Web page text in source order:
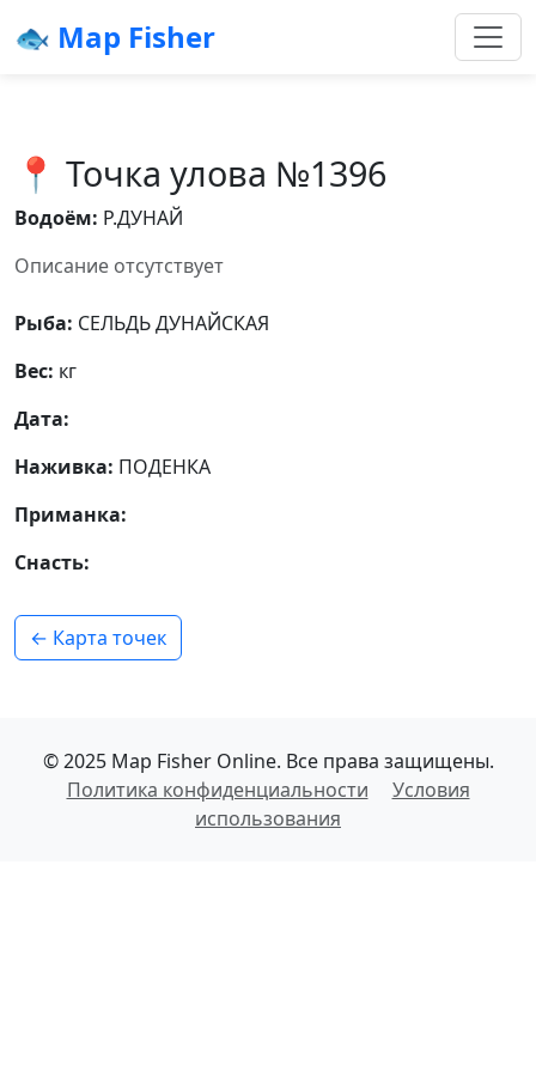
🐟 Map Fisher
📍 Точка улова №1396
Водоём: Р.ДУНАЙ
Описание отсутствует
Рыба: СЕЛЬДЬ ДУНАЙСКАЯ
Вес: кг
Дата:
Наживка: ПОДЕНКА
Приманка:
Снасть:
← Карта точек
© 2025 Map Fisher Online. Все права защищены.
Политика конфиденциальности
Условия
использования